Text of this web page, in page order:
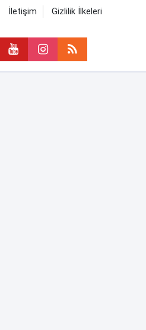
İletişim Gizlilik İlkeleri